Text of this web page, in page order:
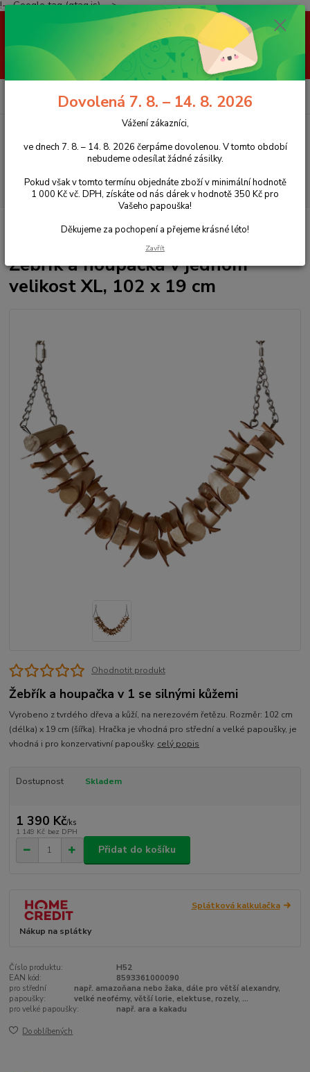
!-- Google tag (gtag.js) -->
Vážení zákazníci, ve dnech 7. 8. – 14. 8. 2026 čerpáme dovolenou. V
tomto období nebudeme odesílat žádné zásilky. Pokud však v tomto
termínu objednáte zboží v minimální hodnotě 1 000 Kč vč. DPH, získáte
od nás dárek v hodnotě 350 Kč pro Vašeho papouška! Děkujeme za
pochopení a přejeme krásné léto!
Menu
CZK
Hledat
(Po-Pá, 8-16 hod.)
Žebřík a houpačka v jednom
velikost XL, 102 x 19 cm
Ohodnotit produkt
Žebřík a houpačka v 1 se silnými kůžemi
Vyrobeno z tvrdého dřeva a kůží, na nerezovém řetězu. Rozměr: 102 cm
(délka) x 19 cm (šířka). Hračka je vhodná pro střední a velké papoušky, je
vhodná i pro konzervativní papoušky. celý popis
Dostupnost Skladem
1 390 Kč/ks
1 149 Kč bez DPH
Přidat do košíku
Splátková kalkulačka
Nákup na splátky
Číslo produktu:
H52
EAN kód:
8593361000090
pro střední
papoušky:
např. amazoňana nebo žaka, dále pro větší alexandry,
velké neofémy, větší lorie, elektuse, rozely, ...
pro velké papoušky:
např. ara a kakadu
Do oblíbených
Dovolená 7. 8. – 14. 8. 2026
Vážení zákazníci,
ve dnech 7. 8. – 14. 8. 2026 čerpáme dovolenou. V tomto období
nebudeme odesílat žádné zásilky.
Pokud však v tomto termínu objednáte zboží v minimální hodnotě
1 000 Kč vč. DPH, získáte od nás dárek v hodnotě 350 Kč pro
Vašeho papouška!
Děkujeme za pochopení a přejeme krásné léto!
Zavřít